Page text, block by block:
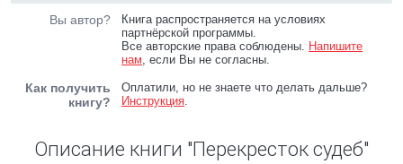
Вы автор?
Книга распространяется на условиях
партнёрской программы.
Все авторские права соблюдены. Напишите
нам, если Вы не согласны.
Как получить
книгу?
Оплатили, но не знаете что делать дальше?
Инструкция.
Описание книги "Перекресток судеб"